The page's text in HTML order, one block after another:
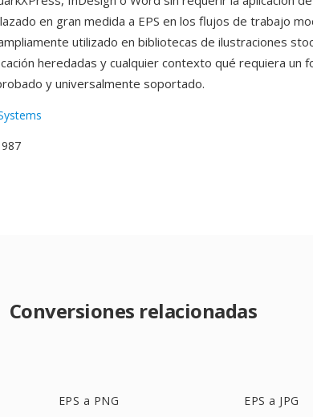
en gran medida a EPS en los flujos de trabajo
utilizado en bibliotecas de ilustraciones
heredadas y cualquier contexto qué requiera un
y universalmente soportado.
Conversiones relacionadas
EPS a PNG EPS a JPG